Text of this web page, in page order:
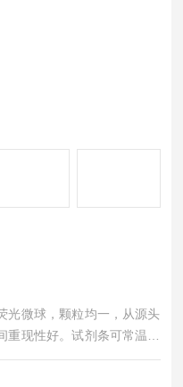
光微球，颗粒均一，从源头
现性好。试剂条可常温运
后可保存一年，实现结果的